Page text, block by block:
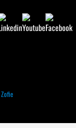
Zofie